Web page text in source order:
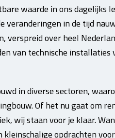
waarde in ons dagelijks
in de tijd
verspreid over heel
van technische installaties
in diverse sectoren,
Of het nu gaat om
wij staan voor je klaar.
opdrachten